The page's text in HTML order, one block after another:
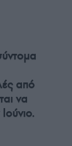
από
να